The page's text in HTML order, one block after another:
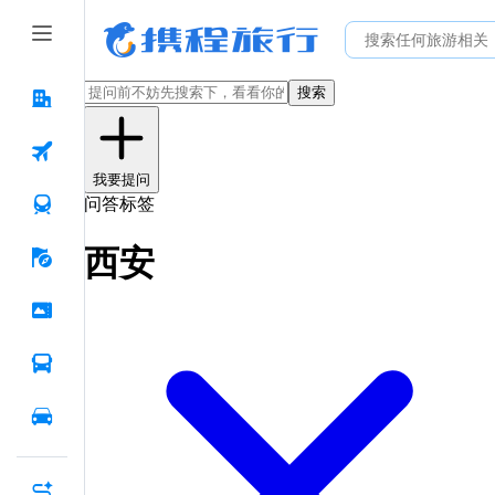
搜索
我要提问
问答标签
西安